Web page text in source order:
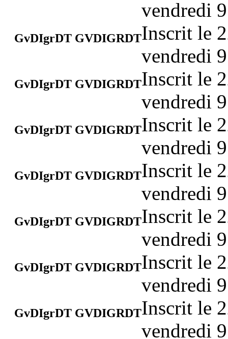
vendredi
GvDIgrDT GVDIGRDTInscrit le
vendredi
GvDIgrDT GVDIGRDTInscrit le
vendredi
GvDIgrDT GVDIGRDTInscrit le
vendredi
GvDIgrDT GVDIGRDTInscrit le
vendredi
GvDIgrDT GVDIGRDTInscrit le
vendredi
GvDIgrDT GVDIGRDTInscrit le
vendredi
GvDIgrDT GVDIGRDTInscrit le
vendredi